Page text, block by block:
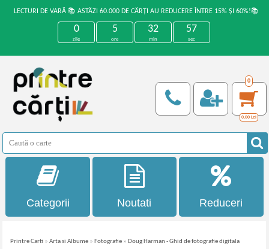
LECTURI DE VARĂ 📚 ASTĂZI 60.000 DE CĂRȚI AU REDUCERE ÎNTRE 15% ȘI 60%!📚
0
zile
5
ore
32
min
57
sec
0
0,00 Lei
Categorii Noutati Reduceri
Printre Carti »Arta si Albume » Fotografie » Doug Harman - Ghid de fotografie digitala